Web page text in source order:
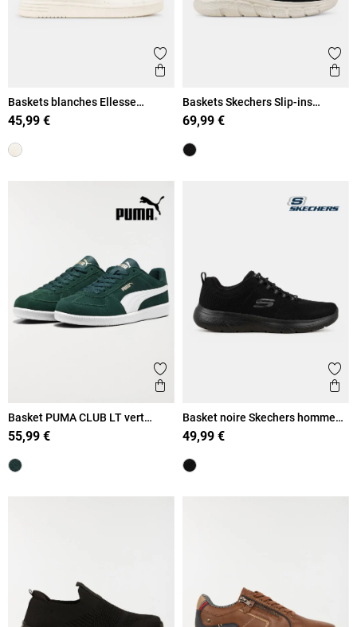
Ajouter aux favoris
Aperçu rapide
Baskets blanches Ellesse
homme (40-46)
45,99 €
Baskets Skechers Slip-ins
homme (41-46)
69,99 €
Ajouter aux favoris
Aperçu rapide
Basket PUMA CLUB LT vert
homme (41-46)
55,99 €
Basket noire Skechers homme
(41-46)
49,99 €